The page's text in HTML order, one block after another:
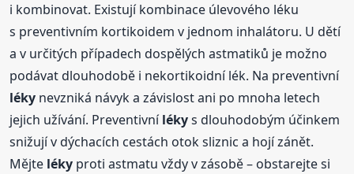
i kombinovat. Existují kombinace úlevového léku
s preventivním kortikoidem v jednom inhalátoru. U dětí
a v určitých případech dospělých astmatiků je možno
podávat dlouhodobě i nekortikoidní lék. Na preventivní
léky nevzniká návyk a závislost ani po mnoha letech
jejich užívání. Preventivnílékys dlouhodobým účinkem
snižují v dýchacích cestách otok sliznic a hojí zánět.
Mějte léky proti astmatu vždy v zásobě – obstarejte si